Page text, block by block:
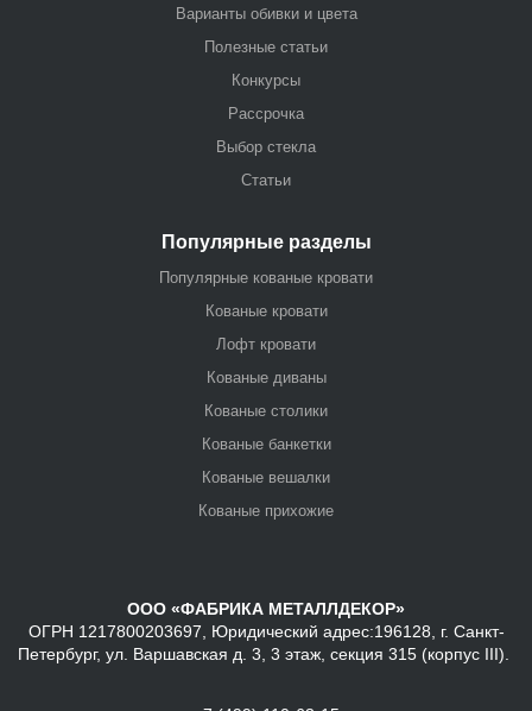
Варианты обивки и цвета
Полезные статьи
Конкурсы
Рассрочка
Выбор стекла
Статьи
Популярные разделы
Популярные кованые кровати
Кованые кровати
Лофт кровати
Кованые диваны
Кованые столики
Кованые банкетки
Кованые вешалки
Кованые прихожие
ООО «ФАБРИКА МЕТАЛЛДЕКОР»
ОГРН 1217800203697, Юридический адрес:196128, г. Санкт-
Петербург, ул. Варшавская д. 3, 3 этаж, секция 315 (корпус III).